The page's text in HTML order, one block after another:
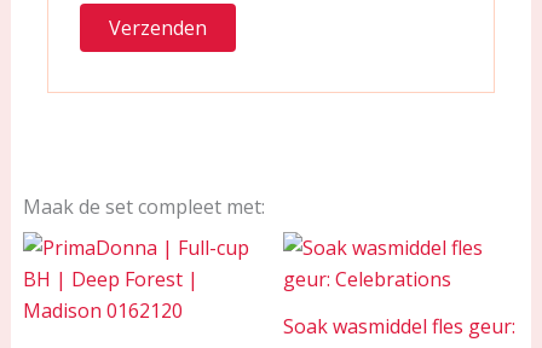
Maak de set compleet met:
Soak wasmiddel fles geur:
Price
€ 14,00
€ 21,00